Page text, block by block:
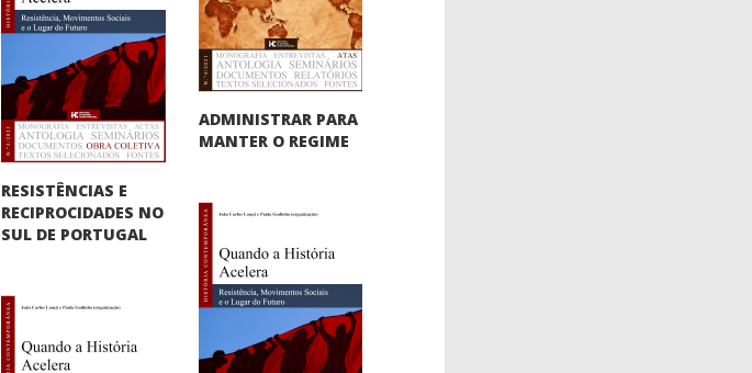
ADMINISTRAR PARA
MANTER O REGIME
RESISTÊNCIAS E
RECIPROCIDADES NO
SUL DE PORTUGAL